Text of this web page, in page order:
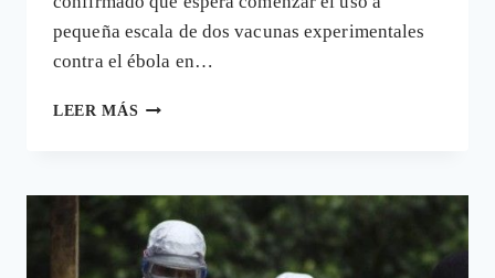
pequeña escala de dos vacunas experimentales
contra el ébola en…
LEER MÁS LA
PATENTAR
LOS
TRATAMIENTOS
PARA